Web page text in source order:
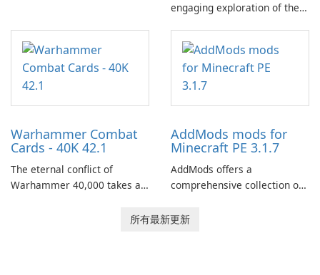
engaging exploration of the
centered around the pursuit
of your brother, Andor,
through a quest-driven
narrative inspired by classic
Warhammer Combat
Cards - 40K 42.1
The eternal conflict of
Warhammer 40,000 takes a
Combat Cards - 40K, a card
AddMods mods for
Minecraft PE 3.1.7
AddMods offers a
comprehensive collection of
allowing you to enhance your
所有最新更新